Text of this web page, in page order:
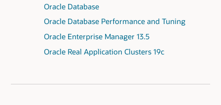
Oracle Database
Oracle Database Performance and Tuning
Oracle Enterprise Manager 13.5
Oracle Real Application Clusters 19c